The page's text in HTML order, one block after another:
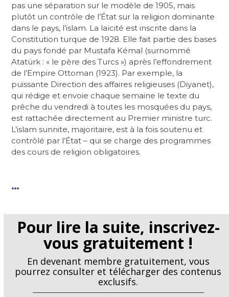
pas une séparation sur le modèle de 1905, mais
plutôt un contrôle de l’État sur la religion dominante
dans le pays, l’islam. La laïcité est inscrite dans la
Constitution turque de 1928. Elle fait partie des bases
du pays fondé par Mustafa Kémal (surnommé
Atatürk : « le père des Turcs ») après l’effondrement
de l’Empire Ottoman (1923). Par exemple, la
puissante Direction des affaires religieuses (Diyanet),
qui rédige et envoie chaque semaine le texte du
prêche du vendredi à toutes les mosquées du pays,
est rattachée directement au Premier ministre turc.
L’islam sunnite, majoritaire, est à la fois soutenu et
contrôlé par l’État – qui se charge des programmes
des cours de religion obligatoires.
…
Pour lire la suite, inscrivez-
vous gratuitement !
En devenant membre gratuitement, vous
pourrez consulter et télécharger des contenus
exclusifs.